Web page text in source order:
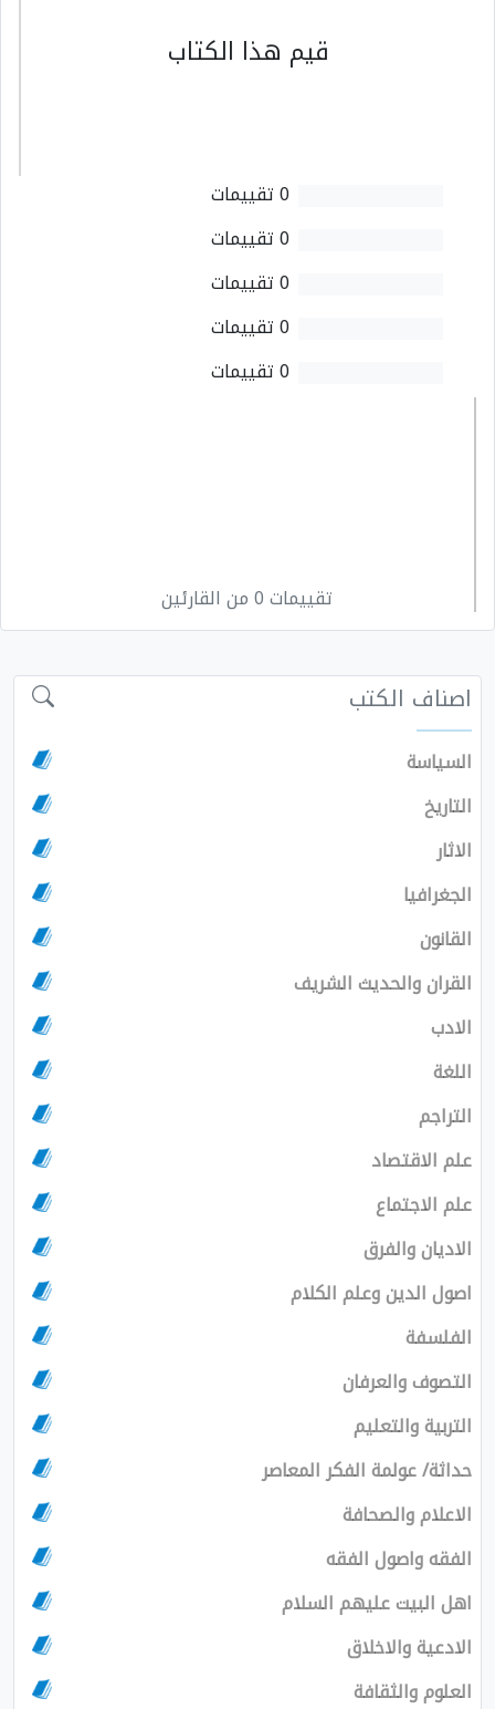
قيم هذا الكتاب
0 تقييمات
0 تقييمات
0 تقييمات
0 تقييمات
0 تقييمات
تقييمات 0 من القارئين
اصناف الكتب
السياسة
التاريخ
الاثار
الجغرافيا
القانون
القران والحديث الشريف
الادب
اللغة
التراجم
علم الاقتصاد
علم الاجتماع
الاديان والفرق
اصول الدين وعلم الكلام
الفلسفة
التصوف والعرفان
التربية والتعليم
حداثة/ عولمة الفكر المعاصر
الاعلام والصحافة
الفقه واصول الفقه
اهل البيت عليهم السلام
الادعية والاخلاق
العلوم والثقافة